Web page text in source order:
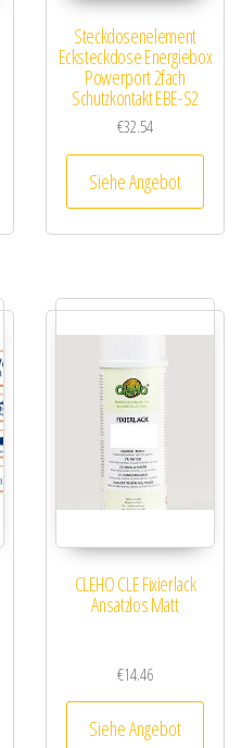
Steckdosenelement
Ecksteckdose Energiebox
Powerport 2fach
Schutzkontakt EBE-S2
€32.54
Siehe Angebot
CLEHO CLE Fixierlack
Ansatzlos Matt
€14.46
Siehe Angebot